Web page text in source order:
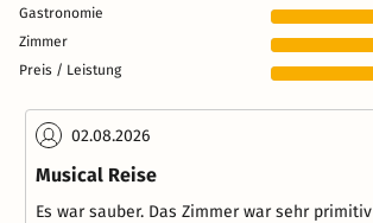
Gastronomie
Zimmer
Preis / Leistung
02.08.2026
Musical Reise
Es war sauber. Das Zimmer war sehr primitiv